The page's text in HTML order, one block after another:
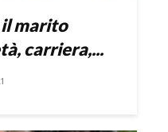
il marito
carriera,...